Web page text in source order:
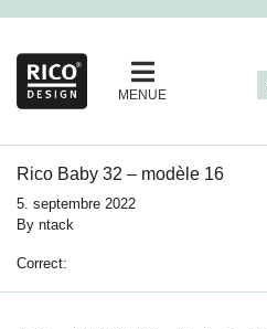
MENUE
Rico Baby 32 – modèle 16
5. septembre 2022
By ntack
Correct: